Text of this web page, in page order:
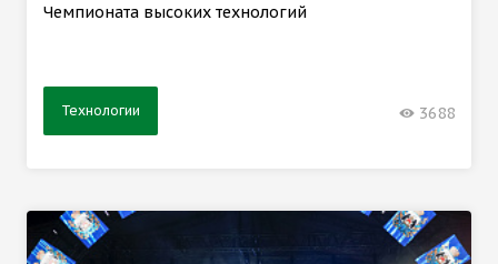
Чемпионата высоких технологий
Технологии 3688